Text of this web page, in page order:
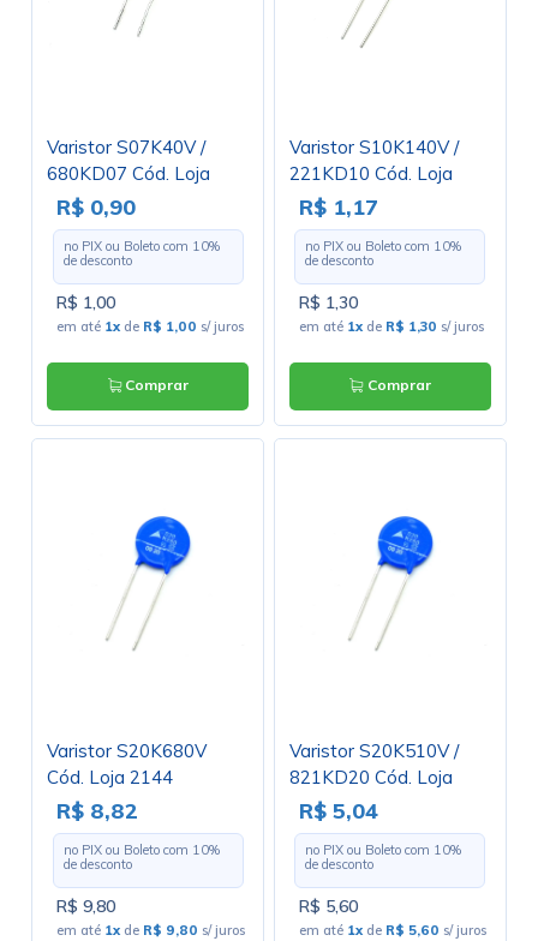
Varistor S07K40V /
680KD07 Cód. Loja
3319
R$ 0,90
no PIX ou Boleto com 10%
de desconto
R$ 1,00
em até 1x de R$ 1,00 s/ juros
Comprar
Varistor S10K140V /
221KD10 Cód. Loja
3136
R$ 1,17
no PIX ou Boleto com 10%
de desconto
R$ 1,30
em até 1x de R$ 1,30 s/ juros
Comprar
Varistor S20K680V
Cód. Loja 2144
R$ 8,82
no PIX ou Boleto com 10%
de desconto
R$ 9,80
em até 1x de R$ 9,80 s/ juros
Varistor S20K510V /
821KD20 Cód. Loja
3884
R$ 5,04
no PIX ou Boleto com 10%
de desconto
R$ 5,60
em até 1x de R$ 5,60 s/ juros